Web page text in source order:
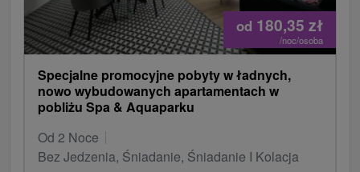
od 180,35 zł
/noc/osoba
Specjalne promocyjne pobyty w ładnych,
nowo wybudowanych apartamentach w
pobliżu Spa & Aquaparku
Od 2 Noce
Bez Jedzenia, Śniadanie, Śniadanie I Kolacja